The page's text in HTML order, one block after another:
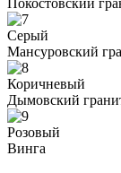
Покостовский
Серый
Мансуровский
Коричневый
Дымовский
Розовый
Винга